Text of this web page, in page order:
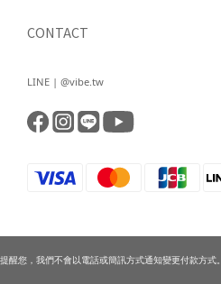
CONTACT
LINE | @vibe.tw
提醒您，我們不會以電話或簡訊方式通知變更付款方式。